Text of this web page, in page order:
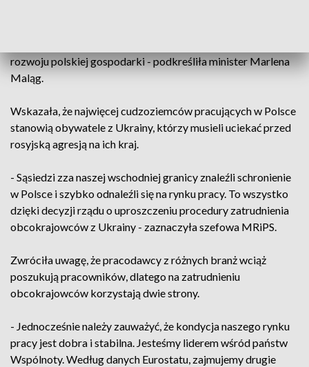
rozwoju polskiej gospodarki - podkreśliła minister Marlena
Maląg.
Wskazała, że najwięcej cudzoziemców pracujących w Polsce
stanowią obywatele z Ukrainy, którzy musieli uciekać przed
rosyjską agresją na ich kraj.
- Sąsiedzi zza naszej wschodniej granicy znaleźli schronienie
w Polsce i szybko odnaleźli się na rynku pracy. To wszystko
dzięki decyzji rządu o uproszczeniu procedury zatrudnienia
obcokrajowców z Ukrainy - zaznaczyła szefowa MRiPS.
Zwróciła uwagę, że pracodawcy z różnych branż wciąż
poszukują pracowników, dlatego na zatrudnieniu
obcokrajowców korzystają dwie strony.
- Jednocześnie należy zauważyć, że kondycja naszego rynku
pracy jest dobra i stabilna. Jesteśmy liderem wśród państw
Wspólnoty. Według danych Eurostatu, zajmujemy drugie